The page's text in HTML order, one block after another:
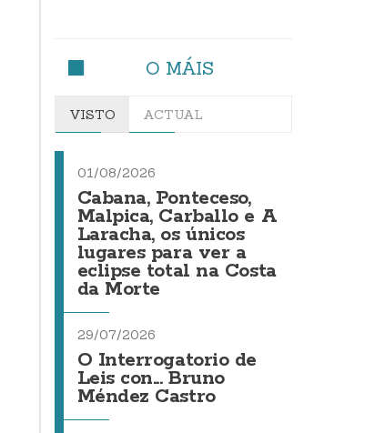
O MÁIS
VISTO ACTUAL
01/08/2026
Cabana, Ponteceso,
Malpica, Carballo e A
Laracha, os únicos
lugares para ver a
eclipse total na Costa
da Morte
29/07/2026
O Interrogatorio de
Leis con... Bruno
Méndez Castro